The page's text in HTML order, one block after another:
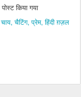
पोस्ट किया गया
चाय चैटिंग प्रेम हिंदी ग़ज़ल